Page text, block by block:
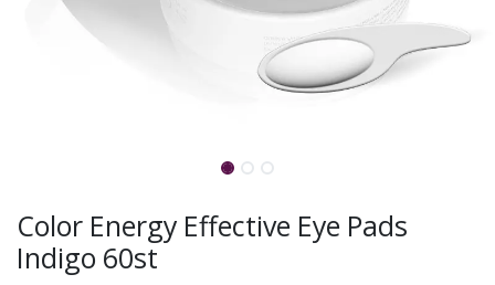
Color Energy Effective Eye Pads
Indigo 60st